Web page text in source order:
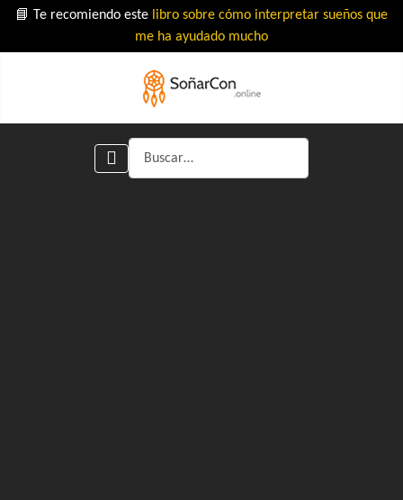
📘 Te recomiendo este libro sobre cómo interpretar sueños que
me ha ayudado mucho
Buscar